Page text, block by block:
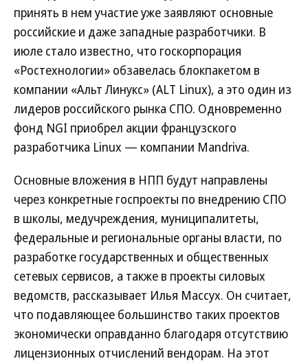
принять в нем участие уже заявляют основные
российские и даже западные разработчики. В
июле стало известно, что госкорпорация
«Ростехнологии» обзавелась блокпакетом в
компании «Альт Линукс» (ALT Linux), а это один из
лидеров российского рынка СПО. Одновременно
фонд NGI приобрел акции французского
разработчика Linux — компании Mandriva.
Основные вложения в НПП будут направлены
через конкретные госпроекты по внедрению СПО
в школы, медучреждения, муниципалитеты,
федеральные и региональные органы власти, по
разработке государственных и общественных
сетевых сервисов, а также в проекты силовых
ведомств, рассказывает Илья Массух. Он считает,
что подавляющее большинство таких проектов
экономически оправданно благодаря отсутствию
лицензионных отчислений вендорам. На этот